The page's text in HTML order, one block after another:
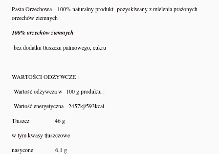
Pasta Orzechowa 100% naturalny produkt pozyskiwany z mielenia prażonych
orzechów ziemnych
100% orzechów ziemnych
bez dodatku tłuszczu palmowego, cukru
WARTOŚCI ODŻYWCZE :
Wartość odżywcza w 100 g produktu :
Wartość energetyczna 2457kj/593kcal
Tłuszcz 46 g
w tym kwasy tłuszczowe
nasycone 6,1 g